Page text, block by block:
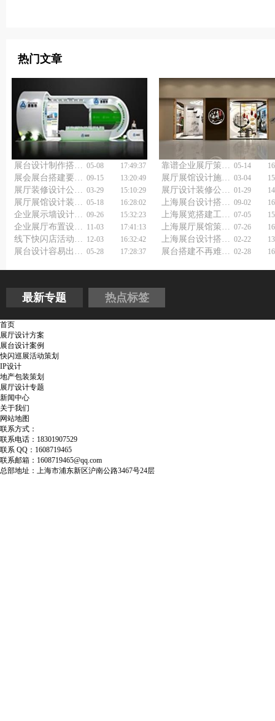
热门文章
展台设计制作搭建工厂哪家性价比更高？ 05-08 17:49:37 靠谱企业展厅策划设计公司有什么标准？ 05-14
展会展台搭建要注意什么？ 09-15 13:20:49 展厅展馆设计施工重点 03-04
展厅装修设计公司如何选择？ 03-29 15:10:29 展厅设计装修公司浅析展厅装修 01-29
展厅展馆设计装修公司如何选择？ 05-18 16:28:02 上海展台设计搭建公司如何做好展会展位装修设计？ 09-02
企业展示墙设计公司如何做好形象墙设计？ 09-26 15:32:23 上海展览搭建工厂浅谈展览设计制作搭建 07-05
企业展厅布置设计公司如何做好展厅装修设计？ 11-03 17:41:13 上海展厅展馆策划设计如何做好？ 07-26
线下快闪店活动策划要点 12-03 16:32:42 上海展台设计搭建公司为何成为展览界的佼佼者？ 02-22
展台设计容易出的问题 05-28 17:28:37 展台搭建不再难！上海展会展台设计搭建公司帮你轻松搞定！ 02-28
最新专题 热点标签
首页
展厅设计方案
展台设计案例
快闪巡展活动策划
IP设计
地产包装策划
展厅设计专题
新闻中心
关于我们
网站地图
联系方式：
联系电话：18301907529
联系 QQ：1608719465
联系邮箱：1608719465@qq.com
总部地址：上海市浦东新区沪南公路3467号24层